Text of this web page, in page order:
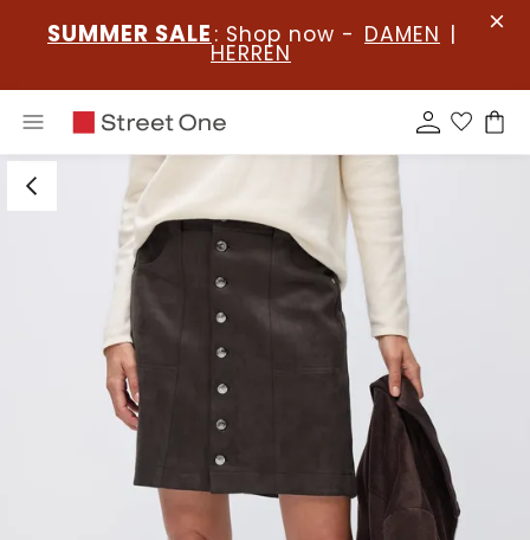
SUMMER SALE : Shop now - DAMEN |
HERREN